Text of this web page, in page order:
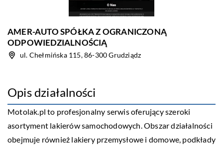
AMER-AUTO SPÓŁKA Z OGRANICZONĄ
ODPOWIEDZIALNOŚCIĄ
ul. Chełmińska 115, 86-300 Grudziądz
Opis działalności
Motolak.pl to profesjonalny serwis oferujący szeroki
asortyment lakierów samochodowych. Obszar działalności
obejmuje również lakiery przemysłowe i domowe, podkłady